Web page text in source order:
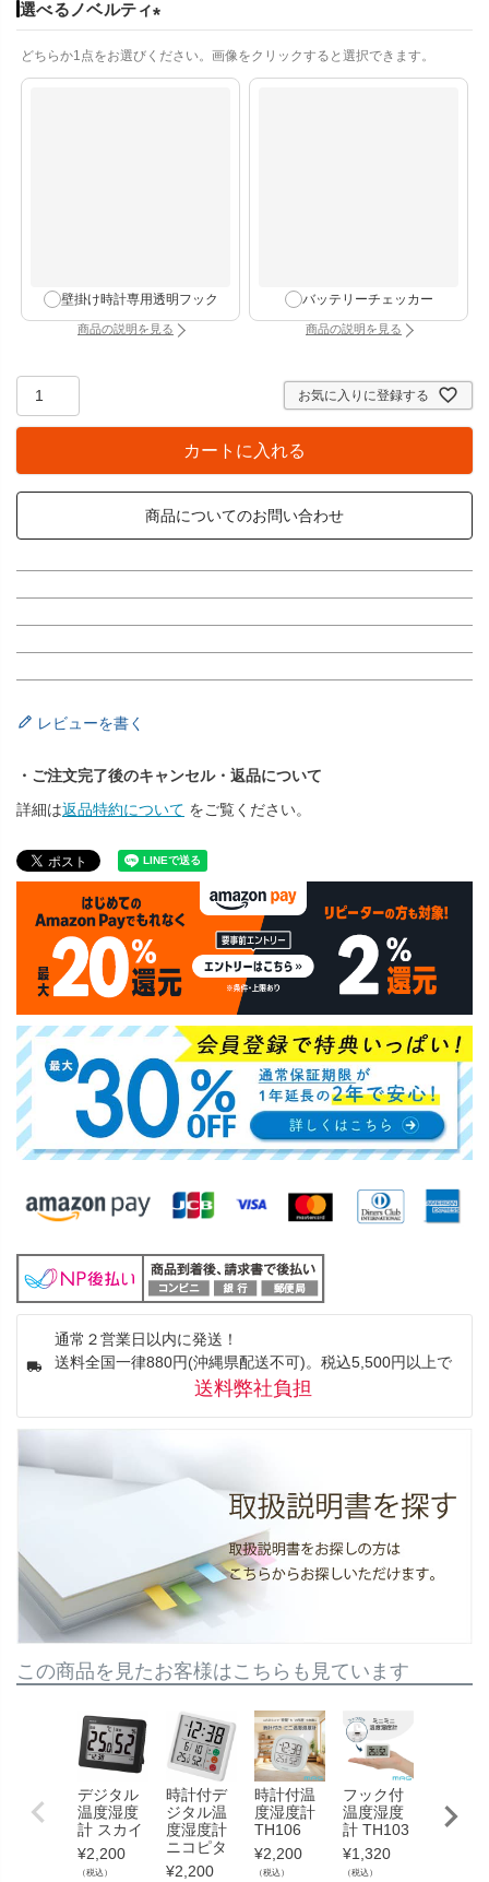
選べるノベルティ
必
どちらか1点をお選びください。画像をクリックすると選択できます。
壁掛け時計専用透明フック
商品の説明を見る：壁掛け時計専用透明フック（別タブで開きます）
バッテリーチェッカー
商品の説明を見る：バッテリーチェッカ
お気に入りに登録する
カートに入れる
商品についてのお問い合わせ
レビューを書く
・ご注文完了後のキャンセル・返品について
詳細は返品特約について をご覧ください。
通常２営業日以内に発送！
送料全国一律880円(沖縄県配送不可)。税込5,500円以上で
送料弊社負担
この商品を見たお客様はこちらも見ています
デジタル
温度湿度
計 スカイ
¥2,200
（税込）
時計付デ
ジタル温
度湿度計
ニコピタ
¥2,200
時計付温
度湿度計
TH106
¥2,200
（税込）
フック付
温度湿度
計 TH103
¥1,320
（税込）
湿度計
ッグメ